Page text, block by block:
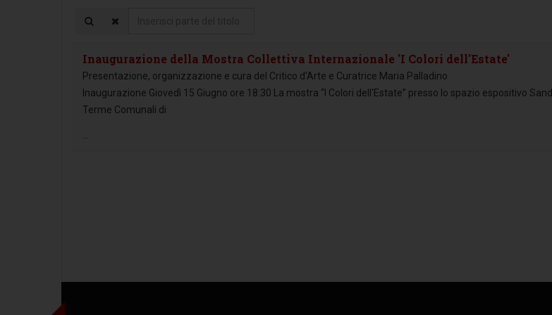
titolo
Inaugurazione della Mostra Collettiva Internazionale 'I Colori dell'Estate'
Presentazione, organizzazione e cura del Critico d'Arte e Curatrice Maria Palladino
Inaugurazione Giovedì 15 Giugno ore 18:30 La mostra “I Colori dell'Estate” presso lo spazio espositivo
Terme Comunali di